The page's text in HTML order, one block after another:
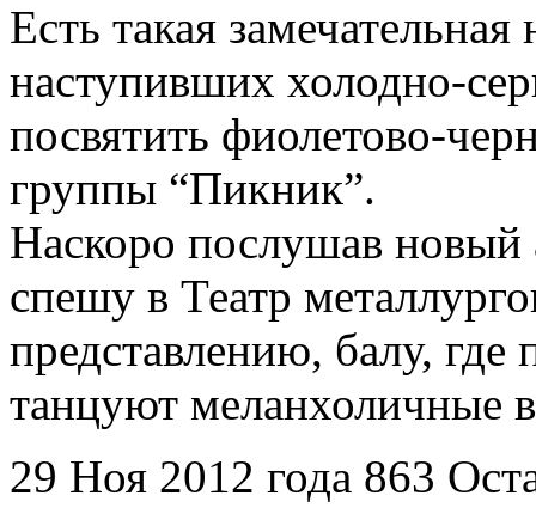
Есть такая
наступивших холодно-
посвятить фиолетово-
группы “Пикник”.
Наскоро послушав новый
спешу в Театр
представлению, балу, где
танцуют меланхоличные
29 Ноя 2012 года 863